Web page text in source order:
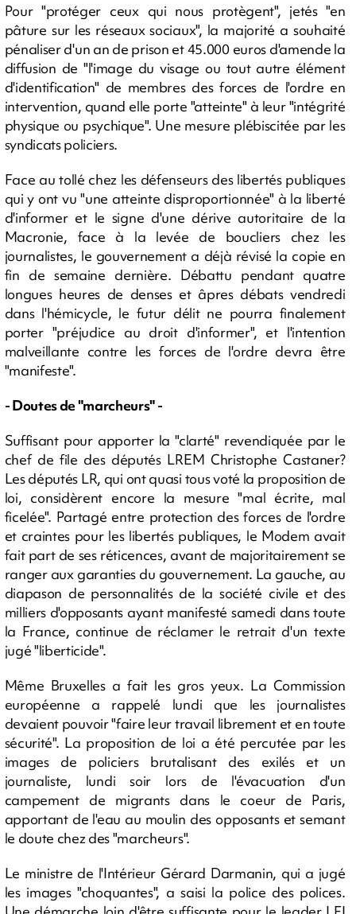
Pour "protéger ceux qui nous protègent", jetés "en
pâture sur les réseaux sociaux", la majorité a souhaité
pénaliser d'un an de prison et 45.000 euros d'amende la
diffusion de "l'image du visage ou tout autre élément
d'identification" de membres des forces de l'ordre en
intervention, quand elle porte "atteinte" à leur "intégrité
physique ou psychique". Une mesure plébiscitée par les
syndicats policiers.
Face au tollé chez les défenseurs des libertés publiques
qui y ont vu "une atteinte disproportionnée" à la liberté
d'informer et le signe d'une dérive autoritaire de la
Macronie, face à la levée de boucliers chez les
journalistes, le gouvernement a déjà révisé la copie en
fin de semaine dernière. Débattu pendant quatre
longues heures de denses et âpres débats vendredi
dans l'hémicycle, le futur délit ne pourra finalement
porter "préjudice au droit d'informer", et l'intention
malveillante contre les forces de l'ordre devra être
"manifeste".
- Doutes de "marcheurs" -
Suffisant pour apporter la "clarté" revendiquée par le
chef de file des députés LREM Christophe Castaner?
Les députés LR, qui ont quasi tous voté la proposition de
loi, considèrent encore la mesure "mal écrite, mal
ficelée". Partagé entre protection des forces de l'ordre
et craintes pour les libertés publiques, le Modem avait
fait part de ses réticences, avant de majoritairement se
ranger aux garanties du gouvernement. La gauche, au
diapason de personnalités de la société civile et des
milliers d'opposants ayant manifesté samedi dans toute
la France, continue de réclamer le retrait d'un texte
jugé "liberticide".
Même Bruxelles a fait les gros yeux. La Commission
européenne a rappelé lundi que les journalistes
devaient pouvoir "faire leur travail librement et en toute
sécurité". La proposition de loi a été percutée par les
images de policiers brutalisant des exilés et un
journaliste, lundi soir lors de l'évacuation d'un
campement de migrants dans le coeur de Paris,
apportant de l'eau au moulin des opposants et semant
le doute chez des "marcheurs".
Le ministre de l'Intérieur Gérard Darmanin, qui a jugé
les images "choquantes", a saisi la police des polices.